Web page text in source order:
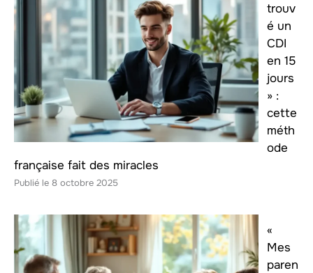
trouv
é un
CDI
en 15
jours
» :
cette
méth
ode
française fait des miracles
8 octobre 2025
«
Mes
paren